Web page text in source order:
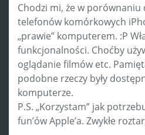
Chodzi mi, że w
telefonów komórkowych
„prawie” komputerem. :P
funkcjonalności. Choćby
oglądanie filmów etc.
podobne rzeczy były
komputerze.
P.S. „Korzystam” jak
fun’ów Apple’a. Zwykłe